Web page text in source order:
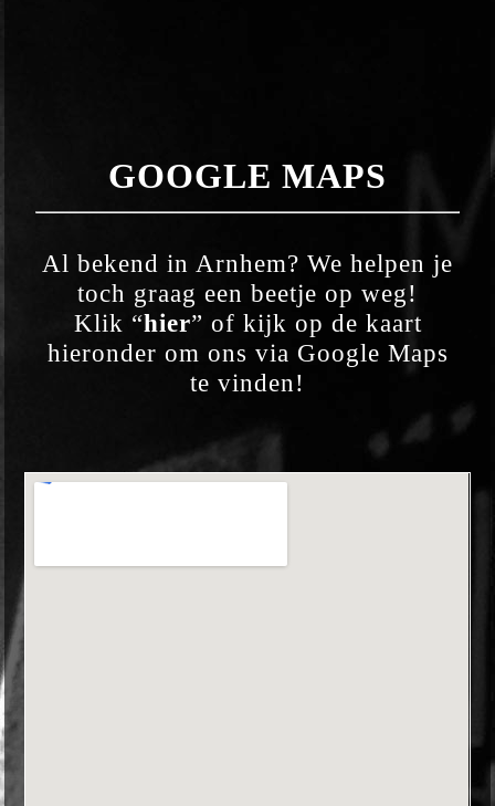
GOOGLE MAPS
Al bekend in Arnhem? We helpen je
toch graag een beetje op weg!
Klik “hier” of kijk op de kaart
hieronder om ons via Google Maps
te vinden!